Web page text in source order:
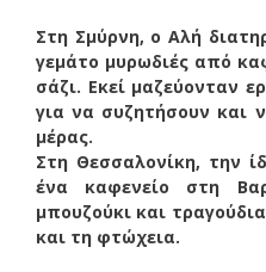
Στη Σμύρνη, ο Αλή
γεμάτο μυρωδιές από
σάζι. Εκεί μαζεύονταν
για να συζητήσουν και
μέρας.
Στη Θεσσαλονίκη, την
ένα καφενείο στη
μπουζούκι και
και τη φτώχεια.